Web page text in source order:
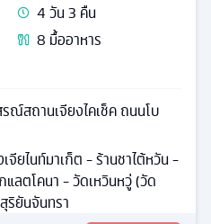
4วัน3 คืน
8 มื้ออาหาร
ณ์สถานเจียงไคเช็ค ถนนโบ
ยไนท์มาเก็ต - ร้านชาไต้หวัน -
ลตโคนา - วัดเหวินหวู่ (วัด
ริยันจันทรา